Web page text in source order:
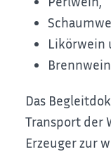
Likörwein
Das
Transport der
Erzeuger zur